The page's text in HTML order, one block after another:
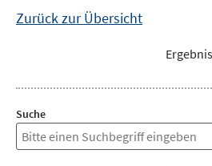
Zurück zur Übersicht
Suche